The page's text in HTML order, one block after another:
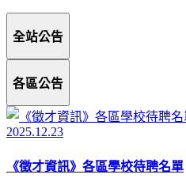
全站公告
各區公告
2025.12.23
《徵才資訊》各區學校待聘名單